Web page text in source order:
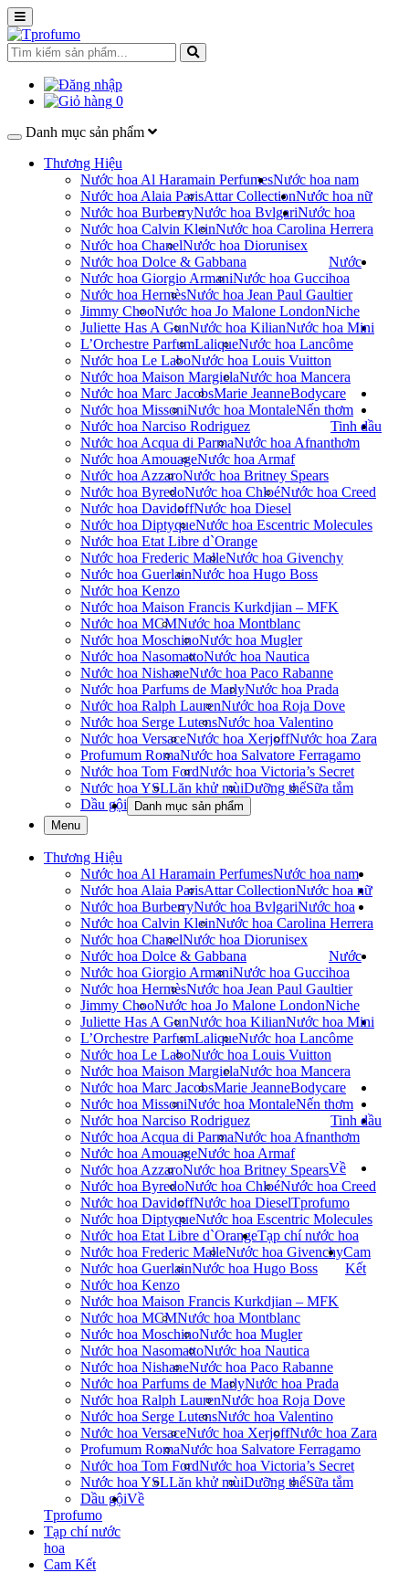
0
Danh mục sản phẩm
Thương Hiệu
Nước hoa Al Haramain Perfumes
Nước hoa Alaia ParisAttar Collection
Nước hoa BurberryNước hoa Bvlgari
Nước hoa Calvin KleinNước hoa Carolina Herrera
Nước hoa ChanelNước hoa Dior
Nước hoa Dolce & Gabbana
Nước hoa Giorgio ArmaniNước hoa Gucci
Nước hoa HermèsNước hoa Jean Paul Gaultier
Jimmy ChooNước hoa Jo Malone London
Juliette Has A GunNước hoa Kilian
L’Orchestre ParfumLaliqueNước hoa Lancôme
Nước hoa Le LaboNước hoa Louis Vuitton
Nước hoa Maison MargielaNước hoa Mancera
Nước hoa Marc JacobsMarie Jeanne
Nước hoa MissoniNước hoa Montale
Nước hoa Narciso Rodriguez
Nước hoa Acqua di ParmaNước hoa Afnan
Nước hoa AmouageNước hoa Armaf
Nước hoa AzzaroNước hoa Britney Spears
Nước hoa ByredoNước hoa ChloéNước hoa Creed
Nước hoa DavidoffNước hoa Diesel
Nước hoa DiptyqueNước hoa Escentric Molecules
Nước hoa Etat Libre d`Orange
Nước hoa Frederic MalleNước hoa Givenchy
Nước hoa GuerlainNước hoa Hugo Boss
Nước hoa Kenzo
Nước hoa Maison Francis Kurkdjian – MFK
Nước hoa MCMNước hoa Montblanc
Nước hoa MoschinoNước hoa Mugler
Nước hoa NasomattoNước hoa Nautica
Nước hoa NishaneNước hoa Paco Rabanne
Nước hoa Parfums de MarlyNước hoa Prada
Nước hoa Ralph LaurenNước hoa Roja Dove
Nước hoa Serge LutensNước hoa Valentino
Nước hoa VersaceNước hoa XerjoffNước hoa Zara
Profumum RomaNước hoa Salvatore Ferragamo
Nước hoa Tom FordNước hoa Victoria’s Secret
Nước hoa YSL
Nước hoa nam
Nước hoa nữ
Nước hoa
unisex
Nước
hoa
Niche
Nước hoa Mini
Bodycare
Lăn khử mùiDưỡng thểSữa tắm
Dầu gội
Nến thơm
Tinh dầu
thơm
Danh mục sản phẩm
Menu
Thương Hiệu
Nước hoa Al Haramain Perfumes
Nước hoa Alaia ParisAttar Collection
Nước hoa BurberryNước hoa Bvlgari
Nước hoa Calvin KleinNước hoa Carolina Herrera
Nước hoa ChanelNước hoa Dior
Nước hoa Dolce & Gabbana
Nước hoa Giorgio ArmaniNước hoa Gucci
Nước hoa HermèsNước hoa Jean Paul Gaultier
Jimmy ChooNước hoa Jo Malone London
Juliette Has A GunNước hoa Kilian
L’Orchestre ParfumLaliqueNước hoa Lancôme
Nước hoa Le LaboNước hoa Louis Vuitton
Nước hoa Maison MargielaNước hoa Mancera
Nước hoa Marc JacobsMarie Jeanne
Nước hoa MissoniNước hoa Montale
Nước hoa Narciso Rodriguez
Nước hoa Acqua di ParmaNước hoa Afnan
Nước hoa AmouageNước hoa Armaf
Nước hoa AzzaroNước hoa Britney Spears
Nước hoa ByredoNước hoa ChloéNước hoa Creed
Nước hoa DavidoffNước hoa Diesel
Nước hoa DiptyqueNước hoa Escentric Molecules
Nước hoa Etat Libre d`Orange
Nước hoa Frederic MalleNước hoa Givenchy
Nước hoa GuerlainNước hoa Hugo Boss
Nước hoa Kenzo
Nước hoa Maison Francis Kurkdjian – MFK
Nước hoa MCMNước hoa Montblanc
Nước hoa MoschinoNước hoa Mugler
Nước hoa NasomattoNước hoa Nautica
Nước hoa NishaneNước hoa Paco Rabanne
Nước hoa Parfums de MarlyNước hoa Prada
Nước hoa Ralph LaurenNước hoa Roja Dove
Nước hoa Serge LutensNước hoa Valentino
Nước hoa VersaceNước hoa XerjoffNước hoa Zara
Profumum RomaNước hoa Salvatore Ferragamo
Nước hoa Tom FordNước hoa Victoria’s Secret
Nước hoa YSL
Nước hoa nam
Nước hoa nữ
Nước hoa
unisex
Nước
hoa
Niche
Nước hoa Mini
Bodycare
Lăn khử mùiDưỡng thểSữa tắm
Dầu gội
Nến thơm
Tinh dầu
thơm
Về
Tprofumo
Tạp chí nước hoa
Cam
Kết
Về
Tprofumo
Tạp chí nước
hoa
Cam Kết